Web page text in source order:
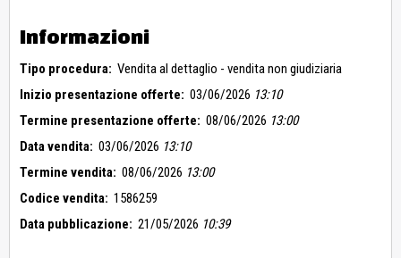
Informazioni
Tipo procedura: Vendita al dettaglio - vendita non giudiziaria
Inizio presentazione offerte: 03/06/2026 13:10
Termine presentazione offerte: 08/06/2026 13:00
Data vendita: 03/06/2026 13:10
Termine vendita: 08/06/2026 13:00
Codice vendita: 1586259
Data pubblicazione: 21/05/2026 10:39